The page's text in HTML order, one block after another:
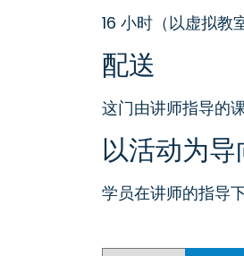
16 小时（以虚拟教
配送
这门由讲师指导的
以活动为
学员在讲师的指导